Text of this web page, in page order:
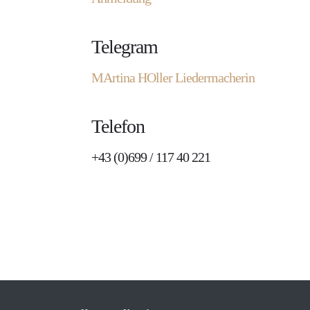
Telegram
MArtina HOller Liedermacherin
Telefon
+43 (0)699 / 117 40 221